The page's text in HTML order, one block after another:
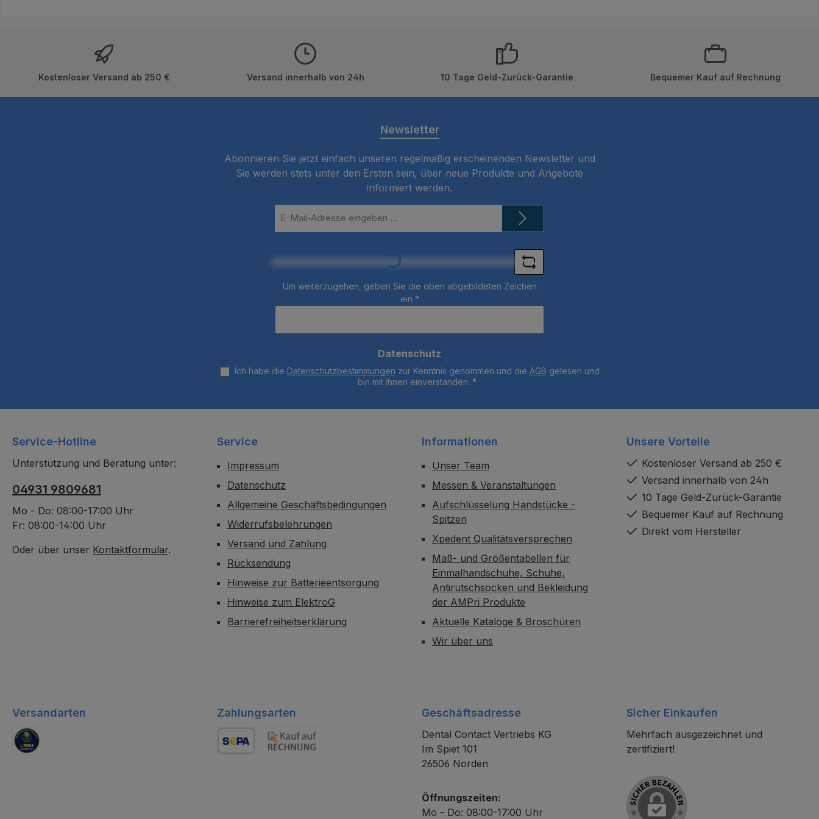
Kostenloser Versand ab 250 € Versand innerhalb von 24h 10 Tage Geld-Zurück-Garantie Bequemer Kauf auf Rechnung
Newsletter
Abonnieren Sie jetzt einfach unseren regelmäßig erscheinenden Newsletter und
Sie werden stets unter den Ersten sein, über neue Produkte und Angebote
informiert werden.
Mail-
Loading...
Um weiterzugehen, geben Sie die oben abgebildeten Zeichen
ein *
Datenschutz
Ich habe die Datenschutzbestimmungen zur Kenntnis genommen und die AGB gelesen und
bin mit ihnen einverstanden. *
Service-Hotline
Unterstützung und Beratung unter:
04931 9809681
Mo - Do: 08:00-17:00 Uhr
Fr: 08:00-14:00 Uhr
Oder über unser Kontaktformular.
Service
Impressum
Datenschutz
Allgemeine Geschäftsbedingungen
Widerrufsbelehrungen
Versand und Zahlung
Rücksendung
Hinweise zur Batterieentsorgung
Hinweise zum ElektroG
Barrierefreiheitserklärung
Informationen
Unser Team
Messen & Veranstaltungen
Aufschlüsselung Handstücke -
Spitzen
Xpedent Qualitätsversprechen
Maß- und Größentabellen für
Einmalhandschuhe, Schuhe,
Antirutschsocken und Bekleidung
der AMPri Produkte
Aktuelle Kataloge & Broschüren
Wir über uns
Unsere Vorteile
Kostenloser Versand ab 250 €
Versand innerhalb von 24h
10 Tage Geld-Zurück-Garantie
Bequemer Kauf auf Rechnung
Direkt vom Hersteller
Versandarten Zahlungsarten Geschäftsadresse
Dental Contact Vertriebs KG
Im Spiet 101
26506 Norden
Öffnungszeiten:
Mo - Do: 08:00-17:00 Uhr
Sicher Einkaufen
Mehrfach ausgezeichnet und
zertifiziert!